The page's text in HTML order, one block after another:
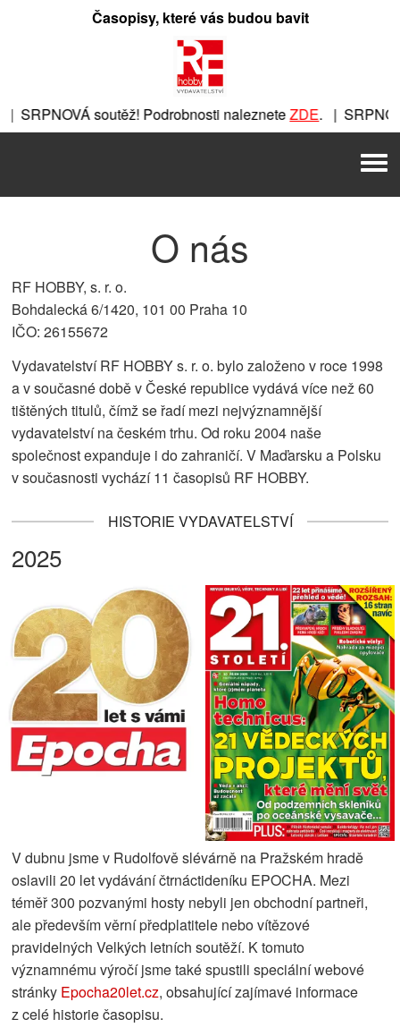
Časopisy, které vás budou bavit
Podrobnosti nalezneteZDE . | SRPNOVÁ soutěž!
. | SRPNOVÁ soutěž! Podrobnosti naleznete
O nás
RF HOBBY, s. r. o.
Bohdalecká 6/1420, 101 00 Praha 10
IČO: 26155672
Vydavatelství RF HOBBY s. r. o. bylo založeno v roce 1998
a v současné době v České republice vydává více než 60
tištěných titulů, čímž se řadí mezi nejvýznamnější
vydavatelství na českém trhu. Od roku 2004 naše
společnost expanduje i do zahraničí. V Maďarsku a Polsku
v současnosti vychází 11 časopisů RF HOBBY.
HISTORIE VYDAVATELSTVÍ
2025
V dubnu jsme v Rudolfově slévárně na Pražském hradě
oslavili 20 let vydávání čtrnáctideníku EPOCHA. Mezi
téměř 300 pozvanými hosty nebyli jen obchodní partneři,
ale především věrní předplatitele nebo vítězové
pravidelných Velkých letních soutěží. K tomuto
významnému výročí jsme také spustili speciální webové
stránky Epocha20let.cz, obsahující zajímavé informace
z celé historie časopisu.